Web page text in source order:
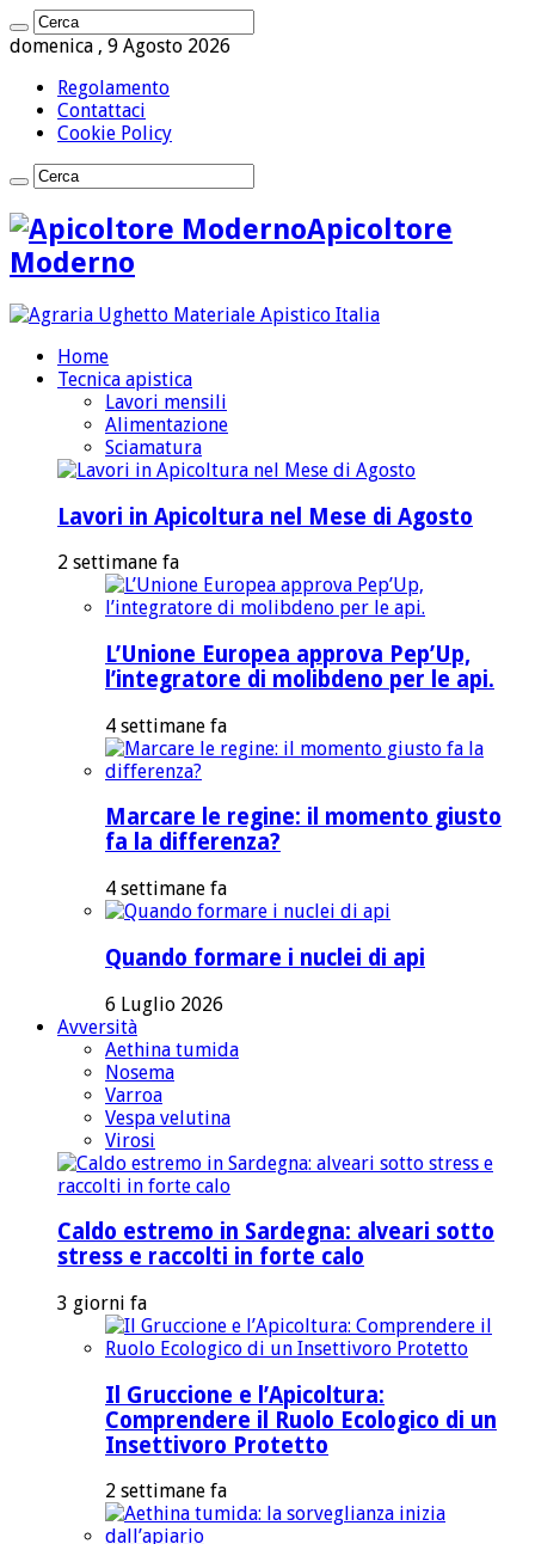
domenica , 9 Agosto 2026
Regolamento
Contattaci
Cookie Policy
Apicoltore
Moderno
Home
Tecnica apistica
Lavori mensili
Alimentazione
Sciamatura
Lavori in Apicoltura nel Mese di Agosto
2 settimane fa
L’Unione Europea approva Pep’Up,
l’integratore di molibdeno per le api.
4 settimane fa
Marcare le regine: il momento giusto
fa la differenza?
4 settimane fa
Quando formare i nuclei di api
6 Luglio 2026
Avversità
Aethina tumida
Nosema
Varroa
Vespa velutina
Virosi
Caldo estremo in Sardegna: alveari sotto
stress e raccolti in forte calo
3 giorni fa
Il Gruccione e l’Apicoltura:
Comprendere il Ruolo Ecologico di un
Insettivoro Protetto
2 settimane fa